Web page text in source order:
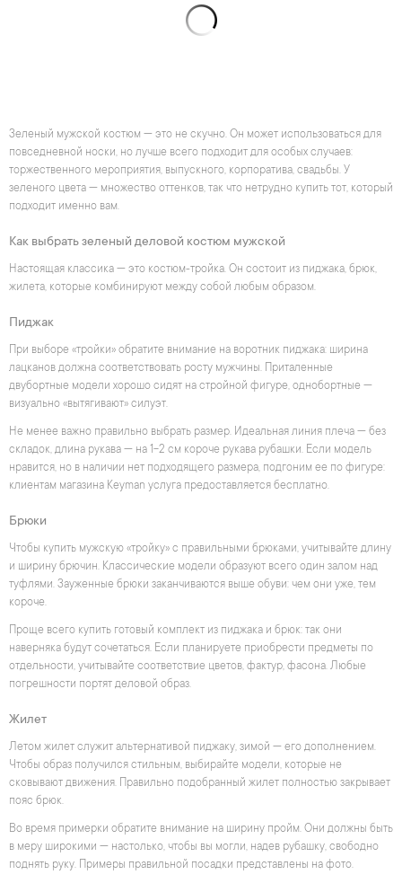
Зеленый мужской костюм — это не скучно. Он может использоваться для
повседневной носки, но лучше всего подходит для особых случаев:
торжественного мероприятия, выпускного, корпоратива, свадьбы. У
зеленого цвета — множество оттенков, так что нетрудно купить тот, который
подходит именно вам.
Как выбрать зеленый деловой костюм мужской
Настоящая классика — это костюм-тройка. Он состоит из пиджака, брюк,
жилета, которые комбинируют между собой любым образом.
Пиджак
При выборе «тройки» обратите внимание на воротник пиджака: ширина
лацканов должна соответствовать росту мужчины. Приталенные
двубортные модели хорошо сидят на стройной фигуре, однобортные —
визуально «вытягивают» силуэт.
Не менее важно правильно выбрать размер. Идеальная линия плеча — без
складок, длина рукава — на 1-2 см короче рукава рубашки. Если модель
нравится, но в наличии нет подходящего размера, подгоним ее по фигуре:
клиентам магазина Keyman услуга предоставляется бесплатно.
Брюки
Чтобы купить мужскую «тройку» с правильными брюками, учитывайте длину
и ширину брючин. Классические модели образуют всего один залом над
туфлями. Зауженные брюки заканчиваются выше обуви: чем они уже, тем
короче.
Проще всего купить готовый комплект из пиджака и брюк: так они
наверняка будут сочетаться. Если планируете приобрести предметы по
отдельности, учитывайте соответствие цветов, фактур, фасона. Любые
погрешности портят деловой образ.
Жилет
Летом жилет служит альтернативой пиджаку, зимой — его дополнением.
Чтобы образ получился стильным, выбирайте модели, которые не
сковывают движения. Правильно подобранный жилет полностью закрывает
пояс брюк.
Во время примерки обратите внимание на ширину пройм. Они должны быть
в меру широкими — настолько, чтобы вы могли, надев рубашку, свободно
поднять руку. Примеры правильной посадки представлены на фото.